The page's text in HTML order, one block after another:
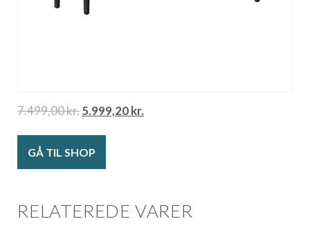
7.499,00kr.5.999,20kr.
GÅ TIL SHOP
RELATEREDE VARER